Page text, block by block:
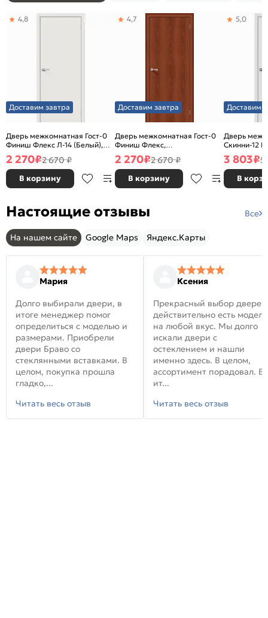
Доставим завтра
Дверь межкомнатная Гост-0
Финиш Флекс Л-14 (Белый),
глухая, каркасно-щитовая
4,8
2 270₽2 670 ₽
В корзину
Доставим завтра
Дверь межкомнатная Гост-0
Финиш Флекс,
Ламинированные Л-11
(ИталОрех), глухая, каркасно-
щитовая
4,7
2 270₽2 670 ₽
В корзину
Доставим
Дверь
Скинни-12
глухая,
5,0
3 803₽5
В
Настоящие отзывы Все
На нашем сайте Google Maps Яндекс.Карты
Мария
Долго выбирали двери, в
итоге менеджер помог
определиться с моделью и
размерами. Приобрели
двери Браво со
стеклянными вставками. В
целом, покупка прошла
гладко,...
Читать весь отзыв
Ксения
Прекрасный выбор
действительно есть модели
на любой вкус. Мы долго
искали двери с
остеклением и нашли
именно здесь. В целом,
ассортимент порадовал. В
ит...
Читать весь отзыв